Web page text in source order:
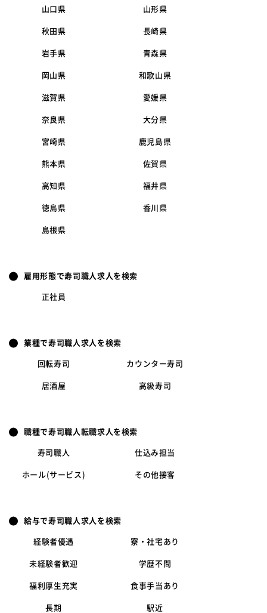
山口県 山形県
秋田県 長崎県
岩手県 青森県
岡山県 和歌山県
滋賀県 愛媛県
奈良県 大分県
宮崎県 鹿児島県
熊本県 佐賀県
高知県 福井県
徳島県 香川県
島根県
雇用形態で寿司職人求人を検索
正社員
業種で寿司職人求人を検索
回転寿司 カウンター寿司
居酒屋 高級寿司
職種で寿司職人転職求人を検索
寿司職人 仕込み担当
ホール(サービス) その他接客
給与で寿司職人求人を検索
経験者優遇 寮・社宅あり
未経験者歓迎 学歴不問
福利厚生充実 食事手当あり
長期 駅近